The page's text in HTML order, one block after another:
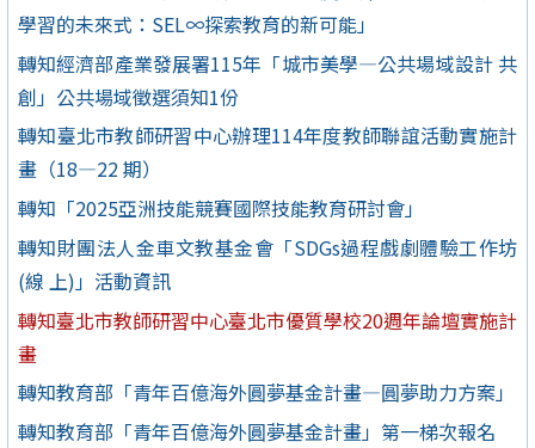
學習的未來式：SEL∞探索教育的新可能」
轉知經濟部產業發展署115年「城市美學—公共場域設計 共
創」公共場域徵選須知1份
轉知臺北市教師研習中心辦理114年度教師聯誼活動實施計
畫（18—22 期）
轉知「2025亞洲技能競賽國際技能教育研討會」
轉知財團法人金車文教基金會「SDGs過程戲劇體驗工作坊
(線 上)」活動資訊
轉知臺北市教師研習中心臺北市優質學校20週年論壇實施計
畫
轉知教育部「青年百億海外圓夢基金計畫—圓夢助力方案」
轉知教育部「青年百億海外圓夢基金計畫」第一梯次報名